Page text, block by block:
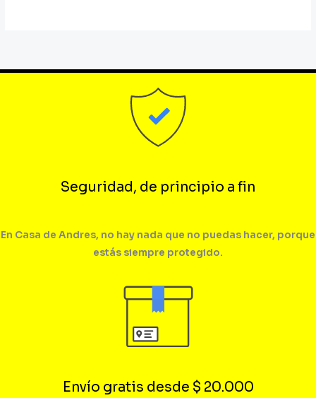
Seguridad, de principio a fin
En Casa de Andres, no hay nada que no puedas hacer, porque
estás siempre protegido.
Envío gratis desde $ 20.000